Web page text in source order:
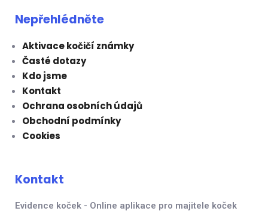
Nepřehlédněte
Aktivace kočičí známky
Časté dotazy
Kdo jsme
Kontakt
Ochrana osobních údajů
Obchodní podmínky
Cookies
Kontakt
Evidence koček - Online aplikace pro majitele koček